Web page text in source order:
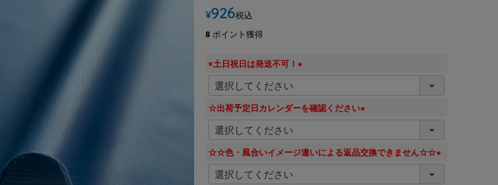
¥926税込
8 ポイント獲得
×土日祝日は発送不可！
(
必
須
)
☆出荷予定日カレンダーを確認ください
(
必
須
)
☆☆色・風合いイメージ違いによる返品交換できません☆☆
(
必